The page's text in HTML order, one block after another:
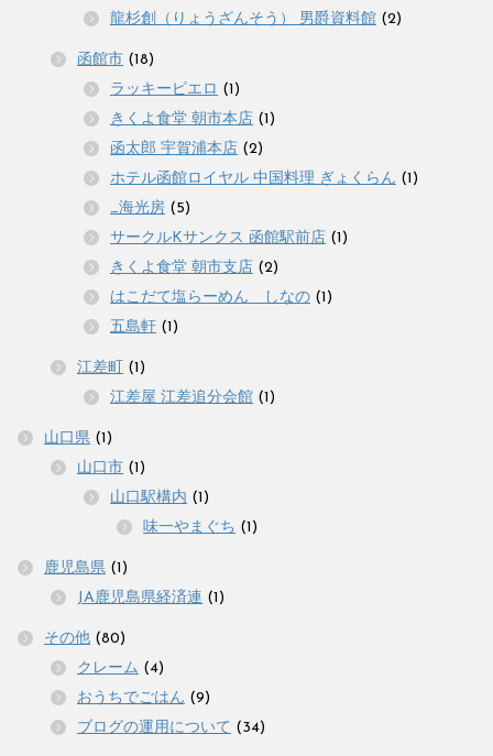
龍杉創（りょうざんそう） 男爵資料館 (2)
函館市 (18)
ラッキーピエロ (1)
きくよ食堂 朝市本店 (1)
函太郎 宇賀浦本店 (2)
ホテル函館ロイヤル 中国料理 ぎょくらん (1)
_海光房 (5)
サークルKサンクス 函館駅前店 (1)
きくよ食堂 朝市支店 (2)
はこだて塩らーめん しなの (1)
五島軒 (1)
江差町 (1)
江差屋 江差追分会館 (1)
山口県 (1)
山口市 (1)
山口駅構内 (1)
味一やまぐち (1)
鹿児島県 (1)
JA鹿児島県経済連 (1)
その他 (80)
クレーム (4)
おうちでごはん (9)
ブログの運用について (34)